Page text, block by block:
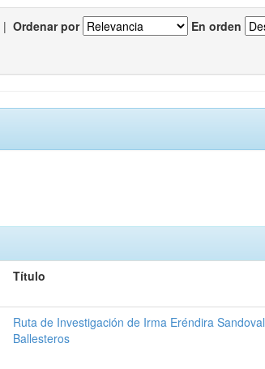
| Ordenar por En orden
Título
Ruta de Investigación de Irma Eréndira Sandoval
Ballesteros